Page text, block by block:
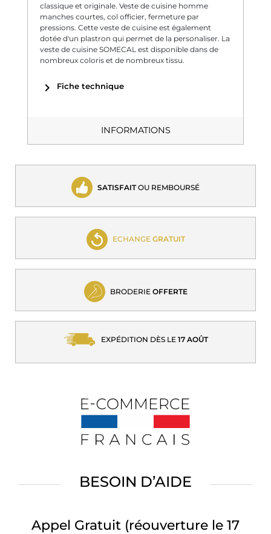
classique et originale. Veste de cuisine homme
manches courtes, col officier, fermeture par
pressions. Cette veste de cuisine est également
dotée d'un plastron qui permet de la personaliser. La
veste de cuisine SOMECAL est disponible dans de
nombreux coloris et de nombreux tissu.
chevron_right Fiche technique
INFORMATIONS
SATISFAITOU REMBOURSÉ
ECHANGE GRATUIT
BRODERIE OFFERTE
EXPÉDITION DÈS LE 17 AOÛT
BESOIN D’AIDE
Appel Gratuit (réouverture le 17